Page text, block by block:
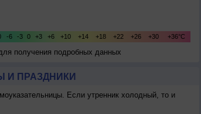
получения подробных данных
И ПРАЗДНИКИ
Если утренник холодный, то и